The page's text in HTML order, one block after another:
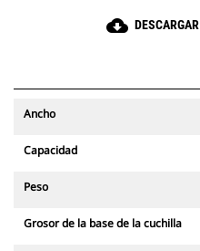
cloud_download DESCARGAR
Ancho
Capacidad
Peso
Grosor de la base de la cuchilla